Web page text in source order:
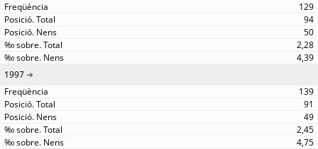
129
94
50
2,28
4,39
1997
139
91
49
2,45
4,75